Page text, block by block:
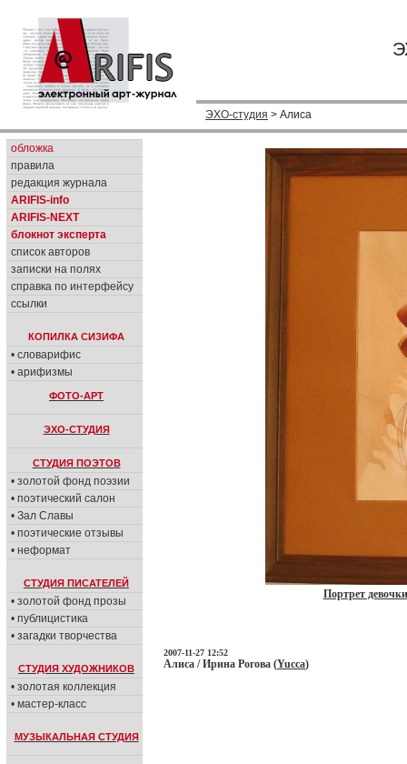
ЭХО-студия > Алиса
обложка
правила
редакция журнала
ARIFIS-info
ARIFIS-NEXT
блокнот эксперта
список авторов
записки на полях
справка по интерфейсу
ссылки
КОПИЛКА СИЗИФА
• словарифис
• арифизмы
ФОТО-АРТ
ЭХО-СТУДИЯ
СТУДИЯ ПОЭТОВ
• золотой фонд поэзии
• поэтический салон
• Зал Славы
• поэтические отзывы
• неформат
СТУДИЯ ПИСАТЕЛЕЙ
• золотой фонд прозы
• публицистика
• загадки творчества
СТУДИЯ ХУДОЖНИКОВ
• золотая коллекция
• мастер-класс
МУЗЫКАЛЬНАЯ СТУДИЯ
Портрет девочки
2007-11-27 12:52
Алиса / Ирина Рогова (Yucca)